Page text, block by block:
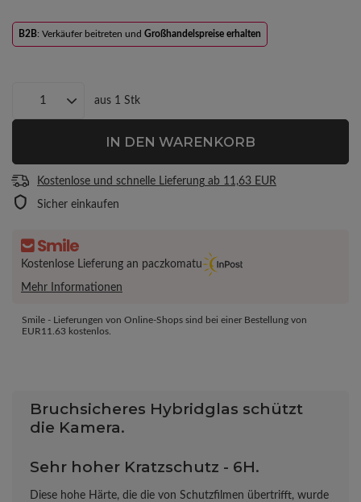
B2B: Verkäufer beitreten und Großhandelspreise erhalten
aus 1 Stk
IN DEN WARENKORB
Kostenlose und schnelle Lieferung ab 11,63 EUR
Sicher einkaufen
Kostenlose Lieferung an paczkomatu
Mehr Informationen
Smile - Lieferungen von Online-Shops sind bei einer Bestellung von
EUR11.63 kostenlos.
Bruchsicheres Hybridglas schützt
die Kamera.
Sehr hoher Kratzschutz - 6H.
Diese hohe Härte, die die von Schutzfilmen übertrifft, wurde